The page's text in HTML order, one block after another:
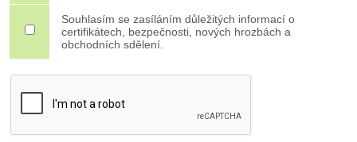
Souhlasím se zasíláním důležitých informací o
certifikátech, bezpečnosti, nových hrozbách a
obchodních sdělení.